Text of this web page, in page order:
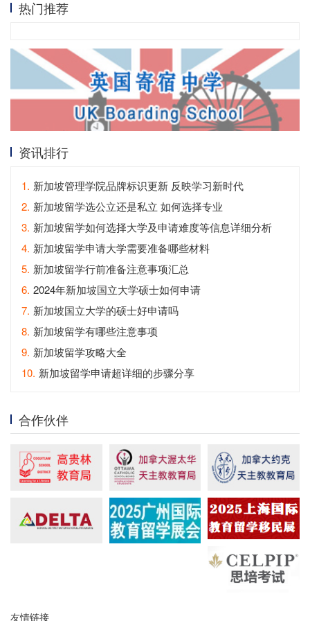
热门推荐
资讯排行
1. 新加坡管理学院品牌标识更新 反映学习新时代
2. 新加坡留学选公立还是私立 如何选择专业
3. 新加坡留学如何选择大学及申请难度等信息详细分析
4. 新加坡留学申请大学需要准备哪些材料
5. 新加坡留学行前准备注意事项汇总
6. 2024年新加坡国立大学硕士如何申请
7. 新加坡国立大学的硕士好申请吗
8. 新加坡留学有哪些注意事项
9. 新加坡留学攻略大全
10. 新加坡留学申请超详细的步骤分享
合作伙伴
友情链接